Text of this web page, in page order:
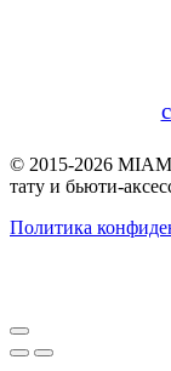
© 2015-2026
тату и бьюти-
Политика